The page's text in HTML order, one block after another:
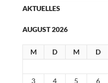
AKTUELLES
AUGUST 2026
M D M D
3
4 5 6